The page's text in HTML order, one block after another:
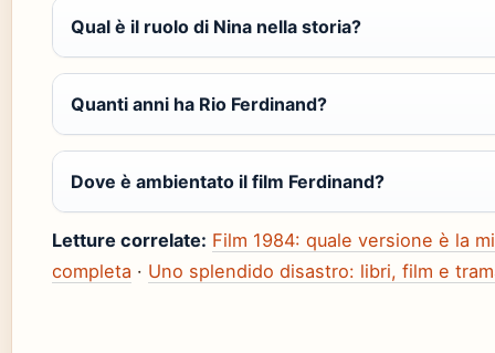
Qual è il ruolo di Nina nella storia?
Quanti anni ha Rio Ferdinand?
Dove è ambientato il film Ferdinand?
Letture correlate: Film 1984: quale versione è la
completa · Uno splendido disastro: libri, film e